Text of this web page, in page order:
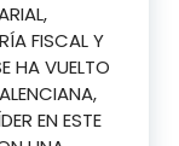
FISCAL Y
HA VUELTO
EN ESTE